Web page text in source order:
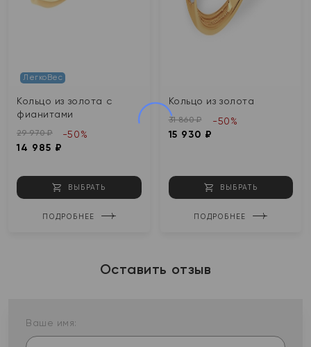
ЛегкоВес
Кольцо из золота с
фианитами
29 970 ₽
14 985 ₽
-50%
ВЫБРАТЬ
ПОДРОБНЕЕ
Кольцо из золота
31 860 ₽
15 930 ₽
-50%
ВЫБРАТЬ
ПОДРОБНЕЕ
Оставить отзыв
Ваше имя: